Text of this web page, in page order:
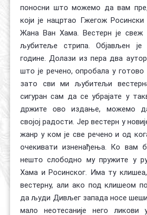
поносни што можемо да вам
који је нацртао Гжегож Росински
Жана Ван Хама. Вестерн је свеж
љубитеље стрипа. Објављен је
године. Долази из пера два
што је речено, опробала у
зато сви ми љубитељи
сигуран сам да се убрајате у
држите ово издање, можемо
својој радости. Јер вестерн у
жанр у ком је све речено и од
очекивати изненађења. Ко вам
нешто слободно му пружите у
Хама и Росинског. Има ту
вестерну, али ако под клишеом
да људи Дивљег запада носе
мало неотесаније него ликови